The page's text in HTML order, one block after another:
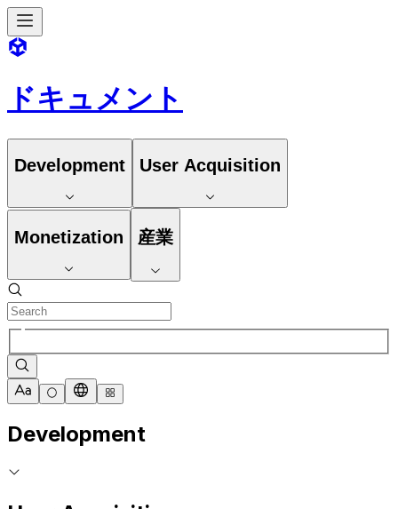
ドキュメント
Development User Acquisition
Monetization 産業
Development